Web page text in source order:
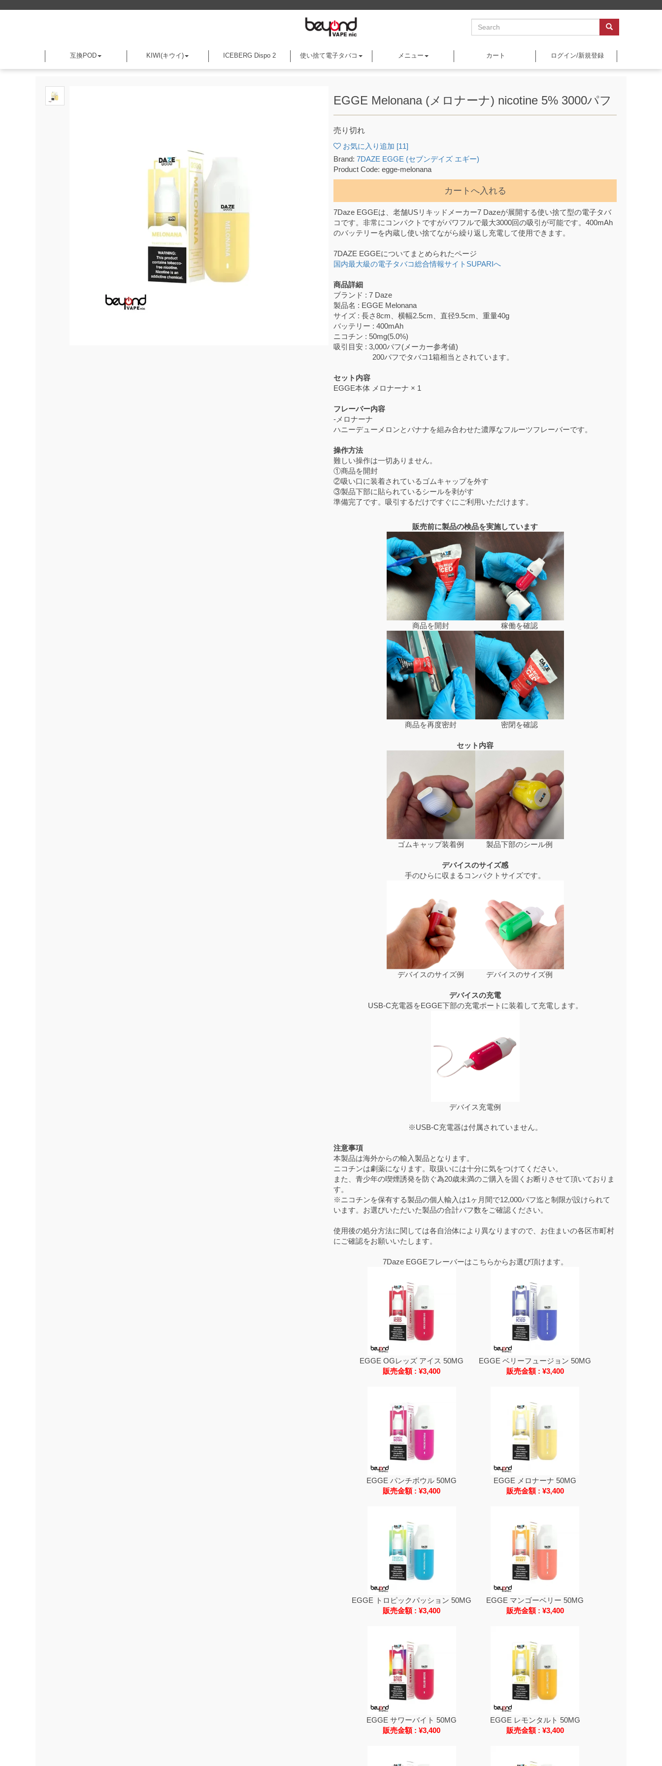
互換POD KIWI(キウイ) ICEBERG Dispo 2 使い捨て電子タバコ メニュー カート ログイン/新規登録
EGGE Melonana (メロナーナ) nicotine 5% 3000パフ
売り切れ
お気に入り追加 [11]
Brand: 7DAZE EGGE (セブンデイズ エギー)
Product Code: egge-melonana
カートへ入れる
7Daze EGGEは、老舗USリキッドメーカー7 Dazeが展開する使い捨て型の電子タバ
コです。非常にコンパクトですがパワフルで最大3000回の吸引が可能です。400mAh
のバッテリーを内蔵し使い捨てながら繰り返し充電して使用できます。
7DAZE EGGEについてまとめられたページ
国内最大級の電子タバコ総合情報サイトSUPARIへ
商品詳細
ブランド : 7 Daze
製品名 : EGGE Melonana
サイズ : 長さ8cm、横幅2.5cm、直径9.5cm、重量40g
バッテリー : 400mAh
ニコチン : 50mg(5.0%)
吸引目安 : 3,000パフ(メーカー参考値)
200パフでタバコ1箱相当とされています。
セット内容
EGGE本体 メロナーナ × 1
フレーバー内容
-メロナーナ
ハニーデューメロンとバナナを組み合わせた濃厚なフルーツフレーバーです。
操作方法
難しい操作は一切ありません。
①商品を開封
②吸い口に装着されているゴムキャップを外す
③製品下部に貼られているシールを剥がす
準備完了です。吸引するだけですぐにご利用いただけます。
販売前に製品の検品を実施しています
商品を開封 稼働を確認
商品を再度密封 密閉を確認
セット内容
ゴムキャップ装着例 製品下部のシール例
デバイスのサイズ感
手のひらに収まるコンパクトサイズです。
デバイスのサイズ例 デバイスのサイズ例
デバイスの充電
USB-C充電器をEGGE下部の充電ポートに装着して充電します。
デバイス充電例
※USB-C充電器は付属されていません。
注意事項
本製品は海外からの輸入製品となります。
ニコチンは劇薬になります。取扱いには十分に気をつけてください。
また、青少年の喫煙誘発を防ぐ為20歳未満のご購入を固くお断りさせて頂いておりま
す。
※ニコチンを保有する製品の個人輸入は1ヶ月間で12,000パフ迄と制限が設けられて
います。お選びいただいた製品の合計パフ数をご確認ください。
使用後の処分方法に関しては各自治体により異なりますので、お住まいの各区市町村
にご確認をお願いいたします。
7Daze EGGEフレーバーはこちらからお選び頂けます。
EGGE OGレッズ アイス 50MG
販売金額 : ¥3,400
EGGE ベリーフュージョン 50MG
販売金額 : ¥3,400
EGGE パンチボウル 50MG
販売金額 : ¥3,400
EGGE メロナーナ 50MG
販売金額 : ¥3,400
EGGE トロピックパッション 50MG
販売金額 : ¥3,400
EGGE マンゴーベリー 50MG
販売金額 : ¥3,400
EGGE サワーバイト 50MG
販売金額 : ¥3,400
EGGE レモンタルト 50MG
販売金額 : ¥3,400